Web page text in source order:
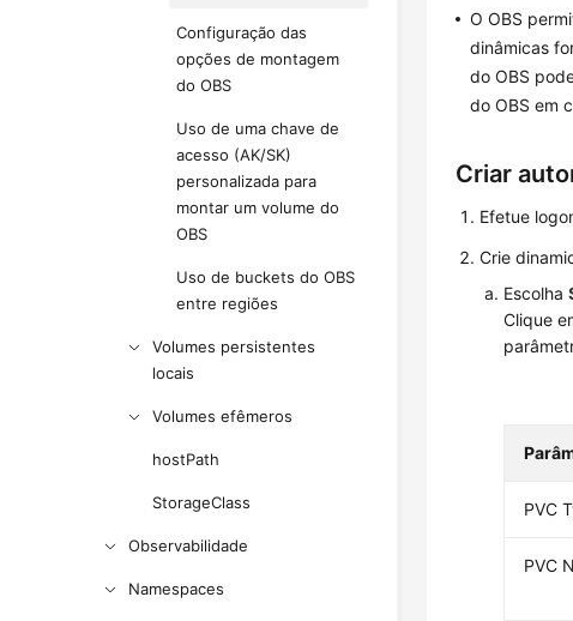
Configuração das
opções de montagem
do OBS
Uso de uma chave de
acesso (AK/SK)
personalizada para
montar um volume do
OBS
Uso de buckets do OBS
entre regiões
Volumes persistentes
locais
Volumes efêmeros
hostPath
StorageClass
Observabilidade
Namespaces
O OBS
dinâmicas
do OBS
do OBS em
Criar
Efetue
Crie
Escolha
Clique
PVC
PVC